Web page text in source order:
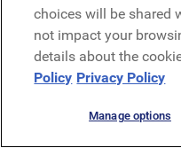
Compagnies aériennes
choices will be shared
not impact your
details about the
Policy Privacy Policy
Manage options